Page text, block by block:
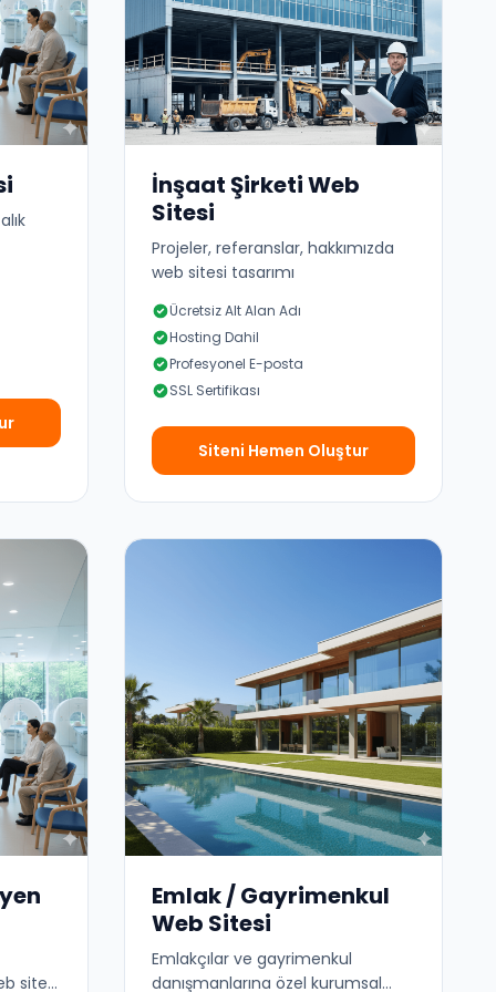
İnşaat Şirketi Web
Sitesi
Projeler, referanslar, hakkımızda
web sitesi tasarımı
Ücretsiz Alt Alan Adı
Hosting Dahil
Profesyonel E-posta
SSL Sertifikası
Siteni Hemen Oluştur
sitesi
Emlak / Gayrimenkul
Web Sitesi
Emlakçılar ve gayrimenkul
danışmanlarına özel kurumsal